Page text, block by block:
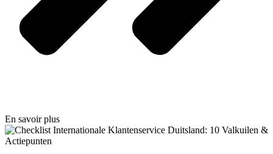
En savoir plus